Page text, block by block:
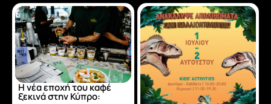
Η νέα εποχή του καφέ
ξεκινά στην Κύπρο: